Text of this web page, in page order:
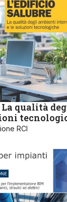
La qualità
RCI